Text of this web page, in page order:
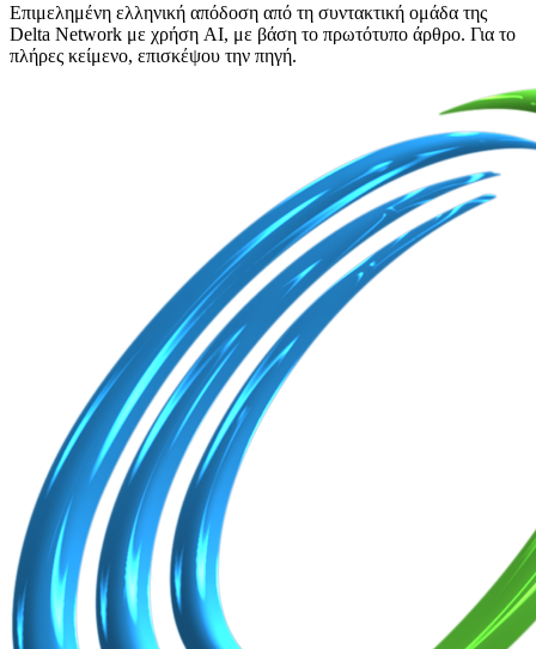
Επιμελημένη ελληνική απόδοση από τη συντακτική ομάδα της
Delta Network με χρήση AI, με βάση το πρωτότυπο άρθρο. Για το
πλήρες κείμενο, επισκέψου την πηγή.